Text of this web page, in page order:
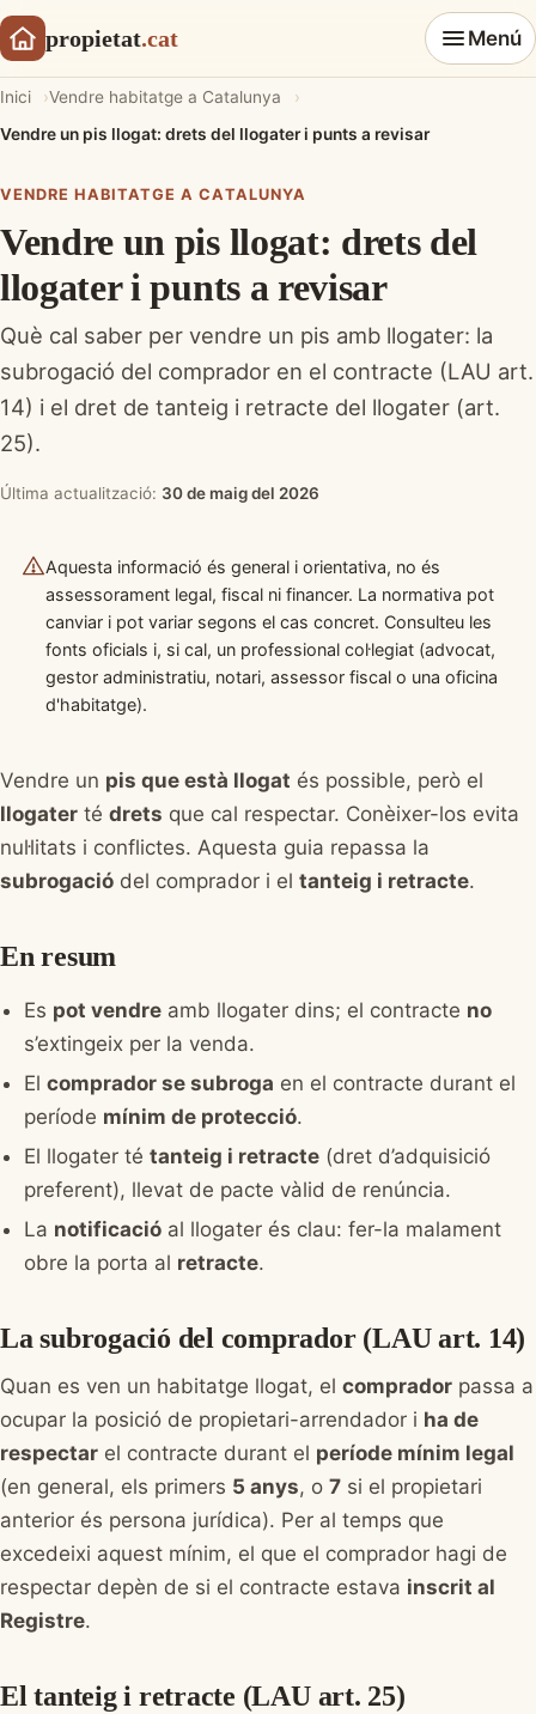
propietat.cat Menú
Inici
Vendre habitatge a Catalunya
Vendre un pis llogat: drets del llogater i punts a revisar
VENDRE HABITATGE A CATALUNYA
Vendre un pis llogat: drets del
llogater i punts a revisar
Què cal saber per vendre un pis amb llogater: la
subrogació del comprador en el contracte (LAU art.
14) i el dret de tanteig i retracte del llogater (art.
25).
Última actualització: 30 de maig del 2026
Aquesta informació és general i orientativa, no és
assessorament legal, fiscal ni financer. La normativa pot
canviar i pot variar segons el cas concret. Consulteu les
fonts oficials i, si cal, un professional col·legiat (advocat,
gestor administratiu, notari, assessor fiscal o una oficina
d'habitatge).
Vendre un pis que està llogat és possible, però el
llogater té drets que cal respectar. Conèixer-los evita
nul·litats i conflictes. Aquesta guia repassa la
subrogació del comprador i el tanteig i retracte.
En resum
Es pot vendre amb llogater dins; el contracte no
s’extingeix per la venda.
El comprador se subroga en el contracte durant el
període mínim de protecció.
El llogater té tanteig i retracte (dret d’adquisició
preferent), llevat de pacte vàlid de renúncia.
La notificació al llogater és clau: fer-la malament
obre la porta al retracte.
La subrogació del comprador (LAU art. 14)
Quan es ven un habitatge llogat, el comprador passa a
ocupar la posició de propietari-arrendador i ha de
respectar el contracte durant el període mínim legal
(en general, els primers 5 anys, o 7 si el propietari
anterior és persona jurídica). Per al temps que
excedeixi aquest mínim, el que el comprador hagi de
respectar depèn de si el contracte estava inscrit al
Registre.
El tanteig i retracte (LAU art. 25)